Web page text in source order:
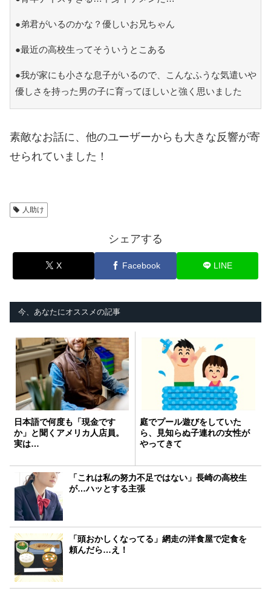
●弟君がいるのかな？優しいお兄ちゃん
●最近の高校生ってそういうとこある
●我が家にも小さな息子がいるので、こんなふうな気遣いや
優しさを持った男の子に育ってほしいと強く思いました
素敵なお話に、他のユーザーからも大きな反響が寄
せられていました！
人助け
シェアする
X Facebook LINE
今、あなたにオススメの記事
日本語で何度も「現金です
か」と聞くアメリカ人店員。
実は…
庭でプール遊びをしていた
ら、見知らぬ子連れの女性が
やってきて
「これは私の努力不足ではない」長崎の高校生
が…ハッとする主張
「頭おかしくなってる」網走の洋食屋で定食を
頼んだら…え！